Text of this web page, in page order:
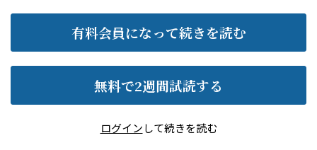
有料会員になって続きを読む
無料で2週間試読する
ログインして続きを読む